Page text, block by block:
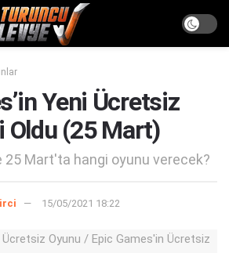
Yeni Ücretsiz
Oldu (25 Mart)
25 Mart'ta hangi oyunu verecek?
15/05/2021 18:22